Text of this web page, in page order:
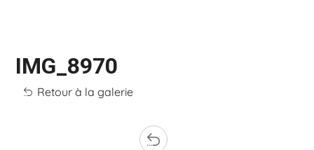
IMG_8970
Retour à la galerie